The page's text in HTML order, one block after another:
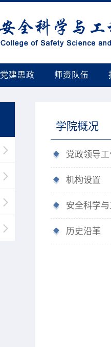
党建思政 师资队伍
学院概况
党政领导
机构设置
安全科学
历史沿革